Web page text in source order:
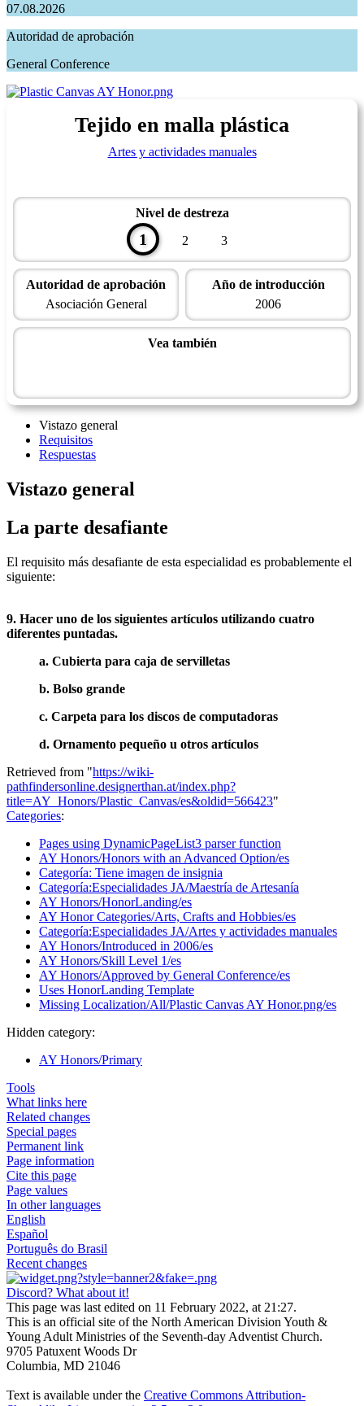
07.08.2026
Autoridad de aprobación
General Conference
Tejido en malla plástica
Artes y actividades manuales
Nivel de destreza
1 2 3
Autoridad de aprobación
Asociación General
Año de introducción
2006
Vea también
Vistazo general
Requisitos
Respuestas
Vistazo general
La parte desafiante
El requisito más desafiante de esta especialidad es probablemente el
siguiente:
9. Hacer uno de los siguientes artículos utilizando cuatro
diferentes puntadas.
a. Cubierta para caja de servilletas
b. Bolso grande
c. Carpeta para los discos de computadoras
d. Ornamento pequeño u otros artículos
Retrieved from "https://wiki-
pathfindersonline.designerthan.at/index.php?
title=AY_Honors/Plastic_Canvas/es&oldid=566423"
Categories:
Pages using DynamicPageList3 parser function
AY Honors/Honors with an Advanced Option/es
Categoría: Tiene imagen de insignia
Categoría:Especialidades JA/Maestría de Artesanía
AY Honors/HonorLanding/es
AY Honor Categories/Arts, Crafts and Hobbies/es
Categoría:Especialidades JA/Artes y actividades manuales
AY Honors/Introduced in 2006/es
AY Honors/Skill Level 1/es
AY Honors/Approved by General Conference/es
Uses HonorLanding Template
Missing Localization/All/Plastic Canvas AY Honor.png/es
Hidden category:
AY Honors/Primary
Tools
What links here
Related changes
Special pages
Permanent link
Page information
Cite this page
Page values
In other languages
English
Español
Português do Brasil
Recent changes
Discord? What about it!
This page was last edited on 11 February 2022, at 21:27.
This is an official site of the North American Division Youth &
Young Adult Ministries of the Seventh-day Adventist Church.
9705 Patuxent Woods Dr
Columbia, MD 21046
Text is available under the Creative Commons Attribution-